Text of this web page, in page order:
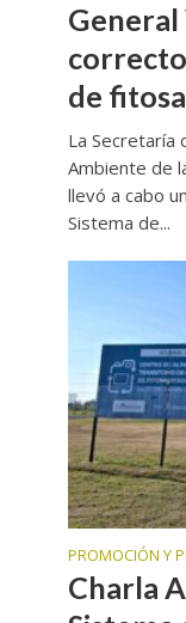
General
de
La Secretaría
Ambiente de
llevó a cabo
Sistema de...
PROMOCIÓN Y
Charla